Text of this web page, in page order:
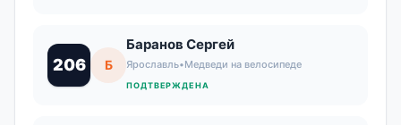
206 Б
Баранов Сергей
Ярославль•Медведи на велосипеде
ПОДТВЕРЖДЕНА